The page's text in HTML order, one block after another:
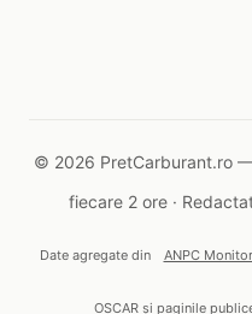
© 2026 PretCarburant.ro
fiecare 2 ore ·
Date agregate din ANPC
OSCAR și paginile